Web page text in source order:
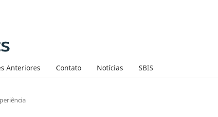
Anteriores Contato Notícias SBIS